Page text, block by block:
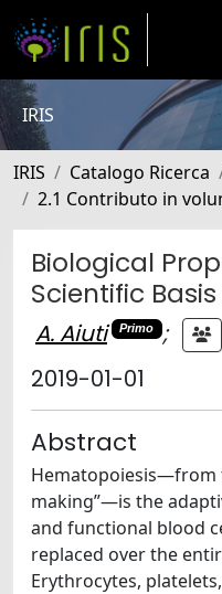
IRIS
IRIS Catalogo Ricerca
2.1 Contributo in
Biological
Scientific
A. Aiuti Primo
;
2019-01-01
Abstract
Hematopoiesis—from
making”—is the
and functional blood
replaced over the
Erythrocytes,